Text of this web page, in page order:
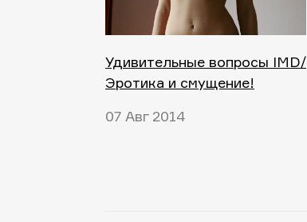
Удивительные вопросы IMD/
Эротика и смущение!
07 Авг 2014